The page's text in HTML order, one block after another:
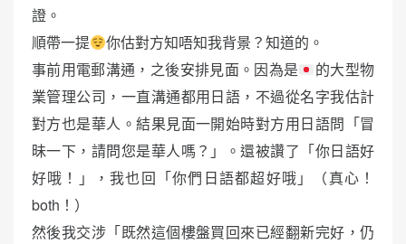
證。
順帶一提
你估對方知唔知我背景？知道的。
事前用電郵溝通，之後安排見面。因為是
的大型物
業管理公司，一直溝通都用日語，不過從名字我估計
對方也是華人。結果見面一開始時對方用日語問「冒
昧一下，請問您是華人嗎？」。還被讚了「你日語好
好哦！」，我也回「你們日語都超好哦」（真心！
both！）
然後我交涉「既然這個樓盤買回來已經翻新完好，仍